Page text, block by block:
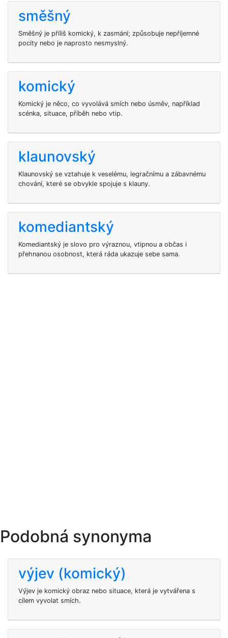
směšný
Směšný je příliš komický, k zasmání; způsobuje nepříjemné
pocity nebo je naprosto nesmyslný.
komický
Komický je něco, co vyvolává smích nebo úsměv, například
scénka, situace, příběh nebo vtip.
klaunovský
Klaunovský se vztahuje k veselému, legračnímu a zábavnému
chování, které se obvykle spojuje s klauny.
komediantský
Komediantský je slovo pro výraznou, vtipnou a občas i
přehnanou osobnost, která ráda ukazuje sebe sama.
Podobná synonyma
výjev (komický)
Výjev je komický obraz nebo situace, která je vytvářena s
cílem vyvolat smích.